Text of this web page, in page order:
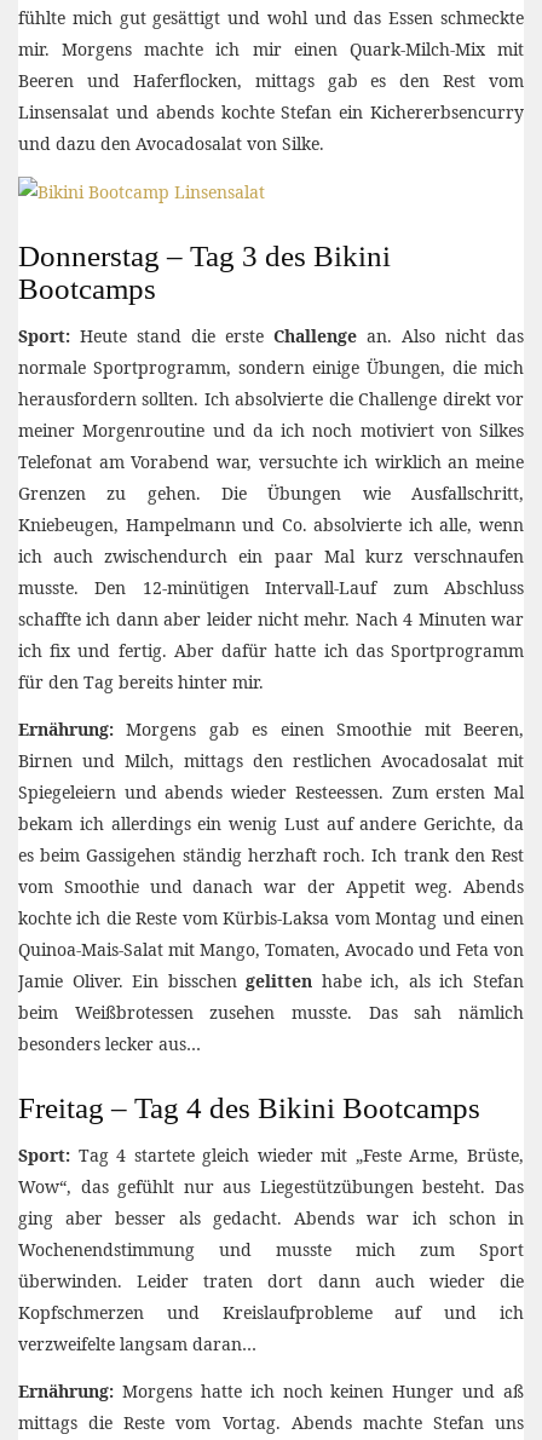
fühlte mich gut gesättigt und wohl und das Essen schmeckte
mir. Morgens machte ich mir einen Quark-Milch-Mix mit
Beeren und Haferflocken, mittags gab es den Rest vom
Linsensalat und abends kochte Stefan ein Kichererbsencurry
und dazu den Avocadosalat von Silke.
Donnerstag – Tag 3 des Bikini
Bootcamps
Sport: Heute stand die erste Challenge an. Also nicht das
normale Sportprogramm, sondern einige Übungen, die mich
herausfordern sollten. Ich absolvierte die Challenge direkt vor
meiner Morgenroutine und da ich noch motiviert von Silkes
Telefonat am Vorabend war, versuchte ich wirklich an meine
Grenzen zu gehen. Die Übungen wie Ausfallschritt,
Kniebeugen, Hampelmann und Co. absolvierte ich alle, wenn
ich auch zwischendurch ein paar Mal kurz verschnaufen
musste. Den 12-minütigen Intervall-Lauf zum Abschluss
schaffte ich dann aber leider nicht mehr. Nach 4 Minuten war
ich fix und fertig. Aber dafür hatte ich das Sportprogramm
für den Tag bereits hinter mir.
Ernährung: Morgens gab es einen Smoothie mit Beeren,
Birnen und Milch, mittags den restlichen Avocadosalat mit
Spiegeleiern und abends wieder Resteessen. Zum ersten Mal
bekam ich allerdings ein wenig Lust auf andere Gerichte, da
es beim Gassigehen ständig herzhaft roch. Ich trank den Rest
vom Smoothie und danach war der Appetit weg. Abends
kochte ich die Reste vom Kürbis-Laksa vom Montag und einen
Quinoa-Mais-Salat mit Mango, Tomaten, Avocado und Feta von
Jamie Oliver. Ein bisschengelitten habe ich, als ich Stefan
beim Weißbrotessen zusehen musste. Das sah nämlich
besonders lecker aus…
Freitag – Tag 4 des Bikini Bootcamps
Sport: Tag 4 startete gleich wieder mit „Feste Arme, Brüste,
Wow“, das gefühlt nur aus Liegestützübungen besteht. Das
ging aber besser als gedacht. Abends war ich schon in
Wochenendstimmung und musste mich zum Sport
überwinden. Leider traten dort dann auch wieder die
Kopfschmerzen und Kreislaufprobleme auf und ich
verzweifelte langsam daran…
Ernährung: Morgens hatte ich noch keinen Hunger und aß
mittags die Reste vom Vortag. Abends machte Stefan uns